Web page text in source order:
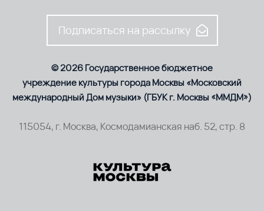
Подписаться на рассылку
© 2026 Государственное бюджетное
учреждение культуры города Москвы «Московский
международный Дом музыки» (ГБУК г. Москвы «ММДМ»)
115054, г. Москва, Космодамианская наб. 52, стр. 8